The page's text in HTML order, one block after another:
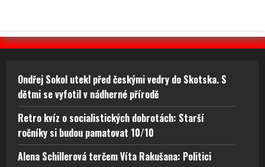
Ondřej Sokol utekl před českými vedry do Skotska. S
dětmi se vyfotil v nádherné přírodě
Retro kvíz o socialistických dobrotách: Starší
ročníky si budou pamatovat 10/10
Alena Schillerová terčem Víta Rakušana: Politici